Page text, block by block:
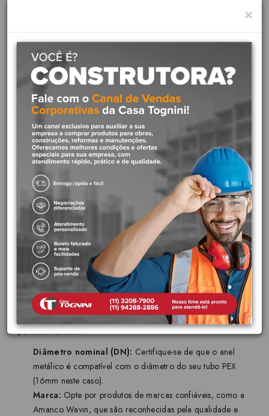
de diâmetro nominal 16mm e conexões PEX que utilizam o
sistema de anel deslizante.
Vantagens:
Fácil instalação:O sistema de anel deslizante é
relativamente simples e rápido de instalar, reduzindo o tempo
e o custo da instalação.
Segurança:Quando instalado corretamente, o anel metálico
garante uma conexão segura e duradoura, resistente a
pressões e temperaturas elevadas, evitando vazamentos e
outros problemas.
Durabilidade:
Fabricado em material resistente à corrosão,
o anel metálico possui longa vida útil, contribuindo para a
durabilidade do sistema hidráulico.
Versatilidade:
O sistema de anel deslizante é versátil e
pode ser utilizado em diferentes tipos de instalações,
incluindo aquelas embutidas em paredes, pisos ou tetos.
Como escolher:
Ao escolher o Anel Metálico DN 16 PEX Amanco 97518, é
importante verificar:
Diâmetro nominal (DN): Certifique-se de que o anel
metálico é compatível com o diâmetro do seu tubo PEX
(16mm neste caso).
Marca: Opte por produtos de marcas confiáveis, como a
Amanco Wavin, que são reconhecidas pela qualidade e
×